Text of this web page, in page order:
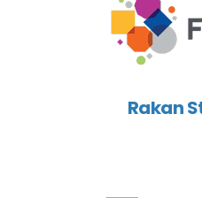
Rakan